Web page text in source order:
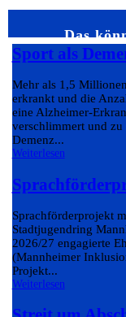
Das
Sport als
Mehr als 1,5
erkrankt und die
eine Alzheimer-
verschlimmert und
Demenz...
Weiterlesen
Sprachförderprojekt
Stadtjugendring
2026/27 engagierte
(Mannheimer
Projekt...
Weiterlesen